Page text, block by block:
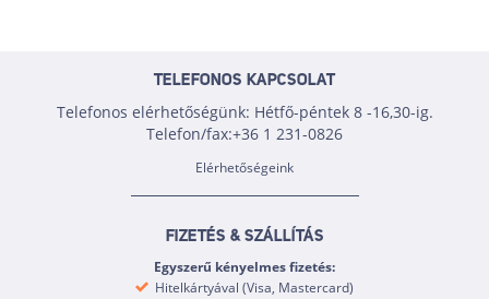
TELEFONOS KAPCSOLAT
Telefonos elérhetőségünk: Hétfő-péntek 8 -16,30-ig.
Telefon/fax:+36 1 231-0826
Elérhetőségeink
FIZETÉS & SZÁLLÍTÁS
Egyszerű kényelmes fizetés:
Hitelkártyával (Visa, Mastercard)